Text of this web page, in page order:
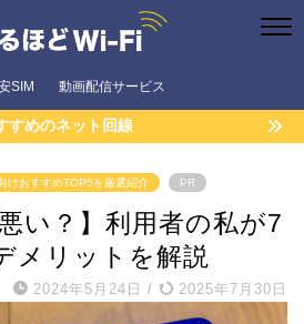
SIM 動画配信サービス
すめのネット回線
けおすすめTOP5を厳選紹介 PR
い？】利用者の私が7
メリットを解説
2024年5月24日 / 2025年7月30日